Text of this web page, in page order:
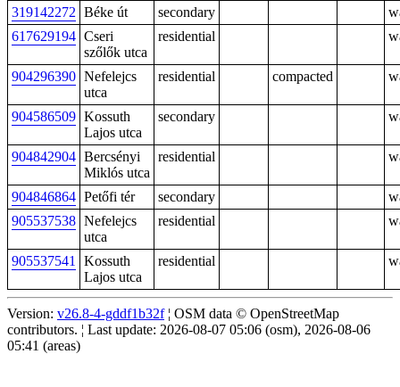
319142272 Béke út secondary
617629194 Cseri
szőlők utca
residential
904296390 Nefelejcs
utca
residential compacted
904586509 Kossuth
Lajos utca
secondary
904842904 Bercsényi
Miklós utca
residential
904846864 Petőfi tér secondary
905537538 Nefelejcs
utca
residential
905537541
Kossuth
Lajos utca
residential
Version: v26.8-4-gddf1b32f¦ OSM data © OpenStreetMap
contributors. ¦ Last update: 2026-08-07 05:06 (osm), 2026-08-06
05:41 (areas)